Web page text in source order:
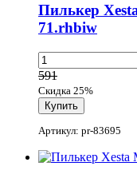
Пилькер
71.rhbiw
591
Скидка 25%
Артикул: pr-83695